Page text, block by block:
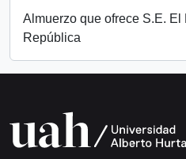
Almuerzo que ofrece S.E. El
República